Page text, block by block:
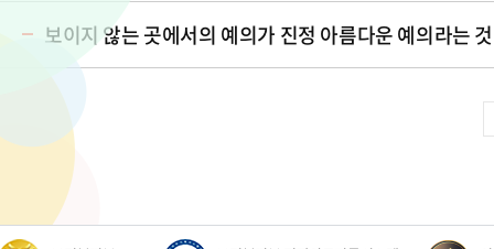
보이지 않는 곳에서의 예의가 진정 아름다운 예의라는